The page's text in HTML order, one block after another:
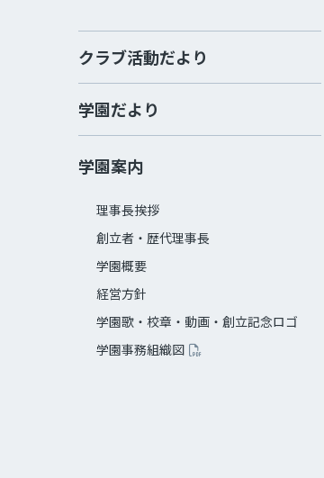
クラブ活動だより
学園だより
学園案内
理事長挨拶
創立者・歴代理事長
学園概要
経営方針
学園歌・校章・動画・創立記念ロゴ
学園事務組織図